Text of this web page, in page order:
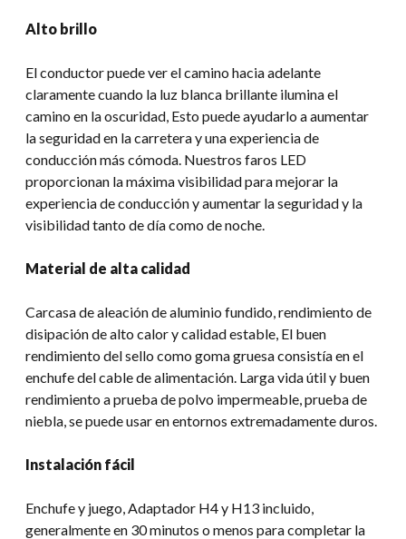
Alto brillo
El conductor puede ver el camino hacia adelante
claramente cuando la luz blanca brillante ilumina el
camino en la oscuridad, Esto puede ayudarlo a aumentar
la seguridad en la carretera y una experiencia de
conducción más cómoda. Nuestros faros LED
proporcionan la máxima visibilidad para mejorar la
experiencia de conducción y aumentar la seguridad y la
visibilidad tanto de día como de noche.
Material de alta calidad
Carcasa de aleación de aluminio fundido, rendimiento de
disipación de alto calor y calidad estable, El buen
rendimiento del sello como goma gruesa consistía en el
enchufe del cable de alimentación. Larga vida útil y buen
rendimiento a prueba de polvo impermeable, prueba de
niebla, se puede usar en entornos extremadamente duros.
Instalación fácil
Enchufe y juego, Adaptador H4 y H13 incluido,
generalmente en 30 minutos o menos para completar la